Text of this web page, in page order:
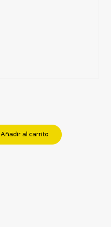
Añadir al carrito